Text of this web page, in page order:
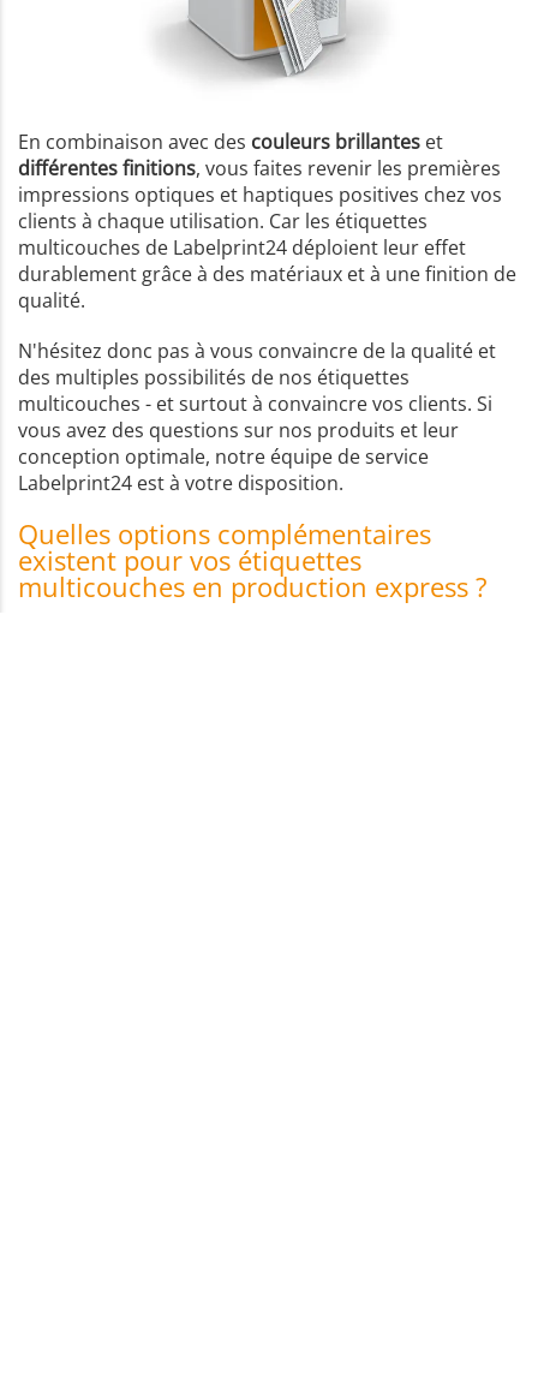
En combinaison avec des couleurs brillantes et
différentes finitions, vous faites revenir les premières
impressions optiques et haptiques positives chez vos
clients à chaque utilisation. Car les étiquettes
multicouches de Labelprint24 déploient leur effet
durablement grâce à des matériaux et à une finition de
qualité.
N'hésitez donc pas à vous convaincre de la qualité et
des multiples possibilités de nos étiquettes
multicouches - et surtout à convaincre vos clients. Si
vous avez des questions sur nos produits et leur
conception optimale, notre équipe de service
Labelprint24 est à votre disposition.
Quelles options complémentaires
existent pour vos étiquettes
multicouches en production express ?